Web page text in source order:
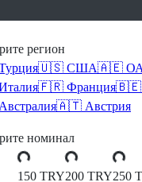
регион
🇺🇸 США🇦🇪
🇫🇷 Франция🇧🇪
🇦🇹 Австрия
номинал
150 TRY200 TRY250